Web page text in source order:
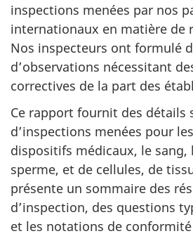
inspections menées par nos
internationaux en matière de
Nos inspecteurs ont formulé
d’observations nécessitant
correctives de la part des
Ce rapport fournit des détails
d’inspections menées pour
dispositifs médicaux, le sang,
sperme, et de cellules, de
présente un sommaire des
d’inspection, des questions
et les notations de